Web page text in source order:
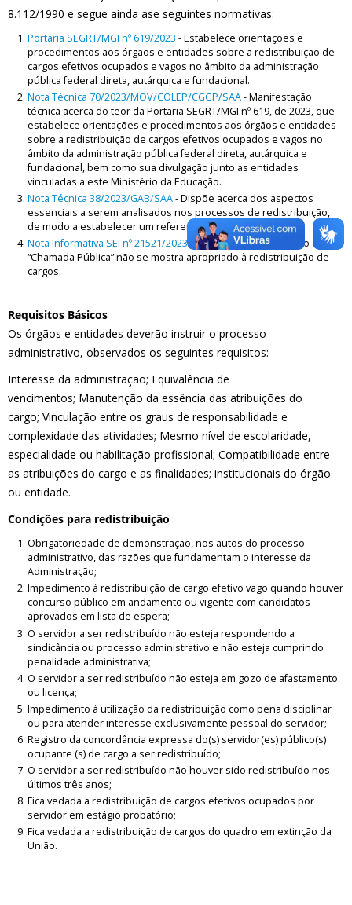
8.112/1990 e segue ainda ase seguintes normativas:
Portaria SEGRT/MGI nº 619/2023 - Estabelece orientações e
procedimentos aos órgãos e entidades sobre a redistribuição de
cargos efetivos ocupados e vagos no âmbito da administração
pública federal direta, autárquica e fundacional.
Nota Técnica 70/2023/MOV/COLEP/CGGP/SAA- Manifestação
técnica acerca do teor da Portaria SEGRT/MGI nº 619, de 2023, que
estabelece orientações e procedimentos aos órgãos e entidades
sobre a redistribuição de cargos efetivos ocupados e vagos no
âmbito da administração pública federal direta, autárquica e
fundacional, bem como sua divulgação junto as entidades
vinculadas a este Ministério da Educação.
Nota Técnica 38/2023/GAB/SAA- Dispõe acerca dos aspectos
essenciais a serem analisados nos processos de redistribuição,
de modo a estabelecer um referencial a ser observado.
Nota Informativa SEI nº 21521/2023/MGI - Informa que o meio
“Chamada Pública” não se mostra apropriado à redistribuição de
cargos.
Requisitos Básicos
Os órgãos e entidades deverão instruir o processo
administrativo, observados os seguintes requisitos:
Interesse da administração; Equivalência de
vencimentos; Manutenção da essência das atribuições do
cargo; Vinculação entre os graus de responsabilidade e
complexidade das atividades; Mesmo nível de escolaridade,
especialidade ou habilitação profissional; Compatibilidade entre
as atribuições do cargo e as finalidades; institucionais do órgão
ou entidade.
Condições para redistribuição
Obrigatoriedade de demonstração, nos autos do processo
administrativo, das razões que fundamentam o interesse da
Administração;
Impedimento à redistribuição de cargo efetivo vago quando houver
concurso público em andamento ou vigente com candidatos
aprovados em lista de espera;
O servidor a ser redistribuído não esteja respondendo a
sindicância ou processo administrativo e não esteja cumprindo
penalidade administrativa;
O servidor a ser redistribuído não esteja em gozo de afastamento
ou licença;
Impedimento à utilização da redistribuição como pena disciplinar
ou para atender interesse exclusivamente pessoal do servidor;
Registro da concordância expressa do(s) servidor(es) público(s)
ocupante (s) de cargo a ser redistribuído;
O servidor a ser redistribuído não houver sido redistribuído nos
últimos três anos;
Fica vedada a redistribuição de cargos efetivos ocupados por
servidor em estágio probatório;
Fica vedada a redistribuição de cargos do quadro em extinção da
União.